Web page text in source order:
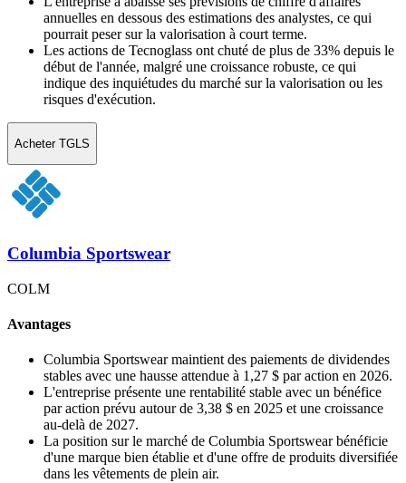
annuelles en dessous des estimations des analystes, ce qui
pourrait peser sur la valorisation à court terme.
Les actions de Tecnoglass ont chuté de plus de 33% depuis le
début de l'année, malgré une croissance robuste, ce qui
indique des inquiétudes du marché sur la valorisation ou les
risques d'exécution.
Acheter TGLS
Columbia Sportswear
COLM
Avantages
Columbia Sportswear maintient des paiements de dividendes
stables avec une hausse attendue à 1,27 $ par action en 2026.
L'entreprise présente une rentabilité stable avec un bénéfice
par action prévu autour de 3,38 $ en 2025 et une croissance
au-delà de 2027.
La position sur le marché de Columbia Sportswear bénéficie
d'une marque bien établie et d'une offre de produits diversifiée
dans les vêtements de plein air.